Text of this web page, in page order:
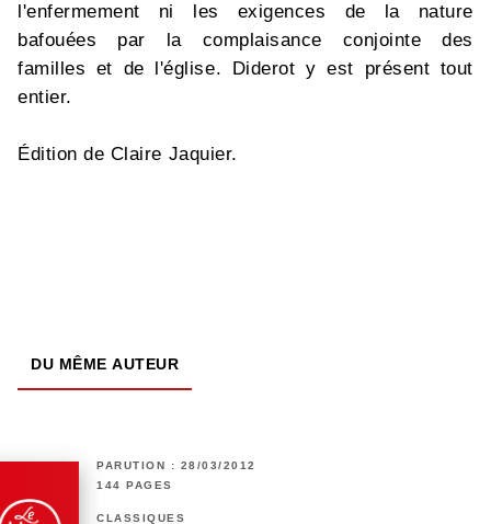
l'enfermement ni les exigences de la nature
bafouées par la complaisance conjointe des
familles et de l'église. Diderot y est présent tout
entier.
Édition de Claire Jaquier.
DU MÊME AUTEUR
PARUTION : 28/03/2012
144 PAGES
CLASSIQUES